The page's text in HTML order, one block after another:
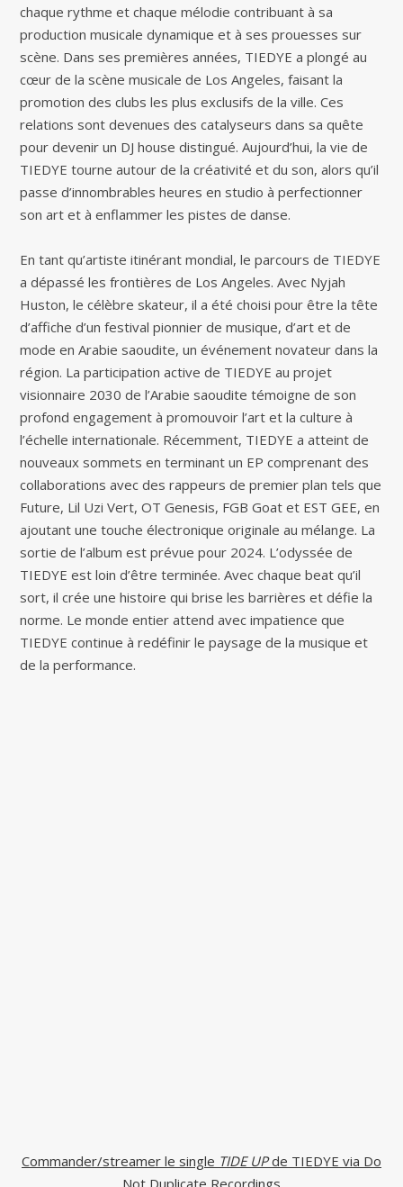
chaque rythme et chaque mélodie contribuant à sa
production musicale dynamique et à ses prouesses sur
scène. Dans ses premières années, TIEDYE a plongé au
cœur de la scène musicale de Los Angeles, faisant la
promotion des clubs les plus exclusifs de la ville. Ces
relations sont devenues des catalyseurs dans sa quête
pour devenir un DJ house distingué. Aujourd’hui, la vie de
TIEDYE tourne autour de la créativité et du son, alors qu’il
passe d’innombrables heures en studio à perfectionner
son art et à enflammer les pistes de danse.
En tant qu’artiste itinérant mondial, le parcours de TIEDYE
a dépassé les frontières de Los Angeles. Avec Nyjah
Huston, le célèbre skateur, il a été choisi pour être la tête
d’affiche d’un festival pionnier de musique, d’art et de
mode en Arabie saoudite, un événement novateur dans la
région. La participation active de TIEDYE au projet
visionnaire 2030 de l’Arabie saoudite témoigne de son
profond engagement à promouvoir l’art et la culture à
l’échelle internationale. Récemment, TIEDYE a atteint de
nouveaux sommets en terminant un EP comprenant des
collaborations avec des rappeurs de premier plan tels que
Future, Lil Uzi Vert, OT Genesis, FGB Goat et EST GEE, en
ajoutant une touche électronique originale au mélange. La
sortie de l’album est prévue pour 2024. L’odyssée de
TIEDYE est loin d’être terminée. Avec chaque beat qu’il
sort, il crée une histoire qui brise les barrières et défie la
norme. Le monde entier attend avec impatience que
TIEDYE continue à redéfinir le paysage de la musique et
de la performance.
Commander/streamer le single TIDE UPde TIEDYE via Do